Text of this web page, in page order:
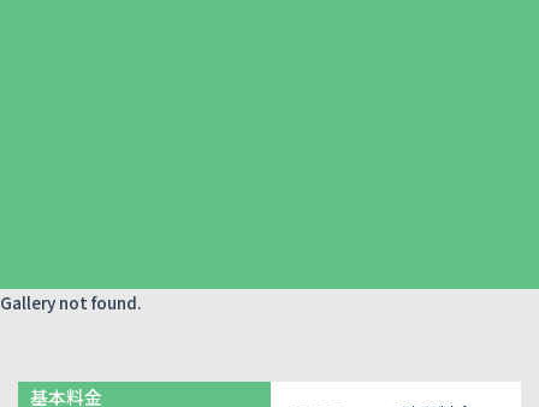
Gallery not found.
基本料金